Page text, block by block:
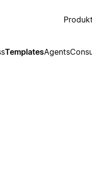
Produkt
TemplatesAgents